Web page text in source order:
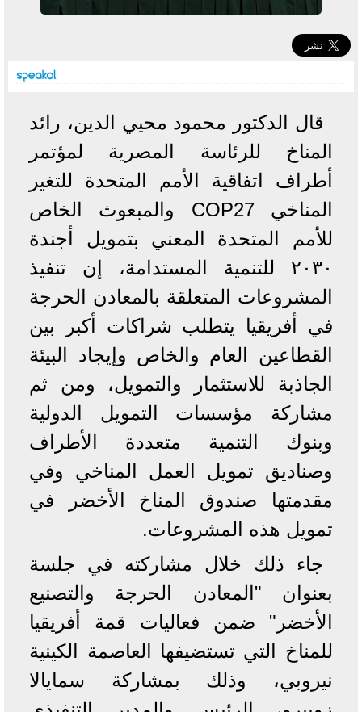
قال الدكتور محمود محيي الدين، رائد
المناخ للرئاسة المصرية لمؤتمر
أطراف اتفاقية الأمم المتحدة للتغير
المناخي COP27 والمبعوث الخاص
للأمم المتحدة المعني بتمويل أجندة
٢٠٣٠ للتنمية المستدامة، إن تنفيذ
المشروعات المتعلقة بالمعادن الحرجة
في أفريقيا يتطلب شراكات أكبر بين
القطاعين العام والخاص وإيجاد البيئة
الجاذبة للاستثمار والتمويل، ومن ثم
مشاركة مؤسسات التمويل الدولية
وبنوك التنمية متعددة الأطراف
وصناديق تمويل العمل المناخي وفي
مقدمتها صندوق المناخ الأخضر في
تمويل هذه المشروعات.
جاء ذلك خلال مشاركته في جلسة
بعنوان "المعادن الحرجة والتصنيع
الأخضر" ضمن فعاليات قمة أفريقيا
للمناخ التي تستضيفها العاصمة الكينية
نيروبي، وذلك بمشاركة سمايالا